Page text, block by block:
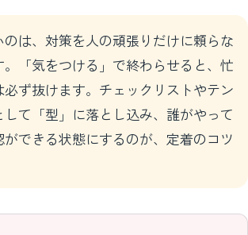
のは、対策を人の頑張りだけに頼らな
。「気をつける」で終わらせると、忙
必ず抜けます。チェックリストやテン
して「型」に落とし込み、誰がやって
ができる状態にするのが、定着のコツ